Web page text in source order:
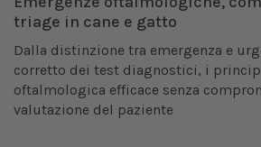
triage in cane e gatto
Dalla distinzione tra emergenza e
corretto dei test diagnostici, i
oftalmologica efficace senza
valutazione del paziente